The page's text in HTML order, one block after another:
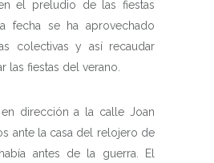
el preludio de las fiestas
fecha se ha aprovechado
colectivas y así recaudar
las fiestas del verano.
dirección a la calle Joan
ante la casa del relojero de
antes de la guerra. El